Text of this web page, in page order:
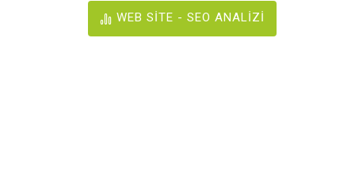
WEB SİTE - SEO ANALİZİ